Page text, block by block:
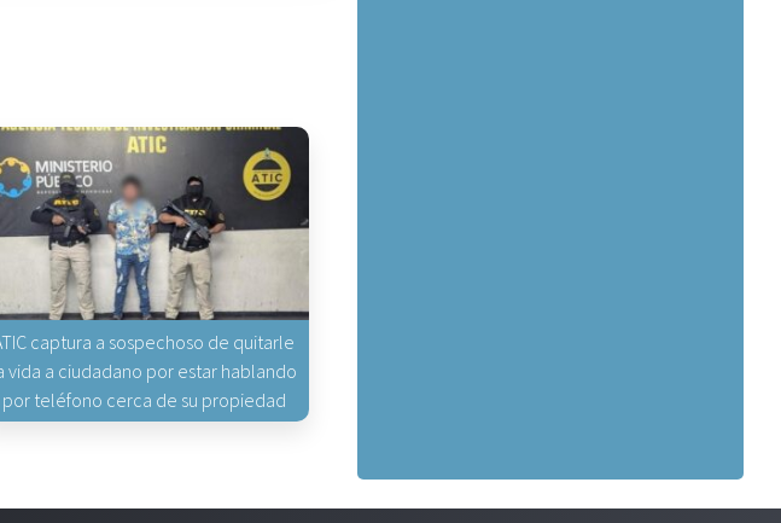
captura a sospechoso de quitarle
vida a ciudadano por estar hablando
por teléfono cerca de su propiedad